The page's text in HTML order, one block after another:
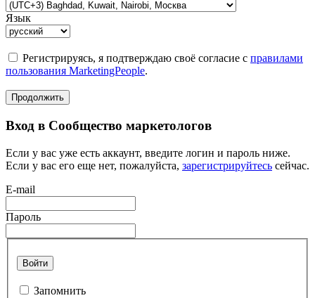
Язык
Регистрируясь, я подтверждаю своё согласие с правилами
пользования MarketingPeople.
Продолжить
Вход в Сообщество маркетологов
Если у вас уже есть аккаунт, введите логин и пароль ниже.
Если у вас его еще нет, пожалуйста, зарегистрируйтесь сейчас.
E-mail
Пароль
Войти
Запомнить